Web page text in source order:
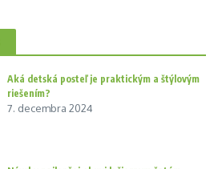
Aká detská posteľ je praktickým a štýlovým
riešením?
7. decembra 2024